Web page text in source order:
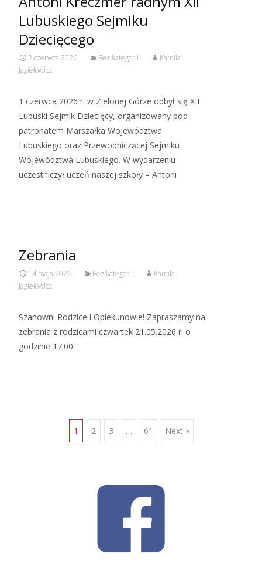
Lubuskiego Sejmiku
Dziecięcego
2 czerwca 2026 Bez kategorii
Kamila
Jagiełowicz
1 czerwca 2026 r. w Zielonej Górze odbył się XII
Lubuski Sejmik Dziecięcy, organizowany pod
patronatem Marszałka Województwa
Lubuskiego oraz Przewodniczącej Sejmiku
Województwa Lubuskiego. W wydarzeniu
uczestniczył uczeń naszej szkoły – Antoni
Zebrania
14 maja 2026 Bez kategorii
Kamila
Jagiełowicz
Szanowni Rodzice i Opiekunowie! Zapraszamy na
zebrania z rodzicami czwartek 21.05.2026 r. o
godzinie 17.00
Posts
1 2 3 … 61 Next »